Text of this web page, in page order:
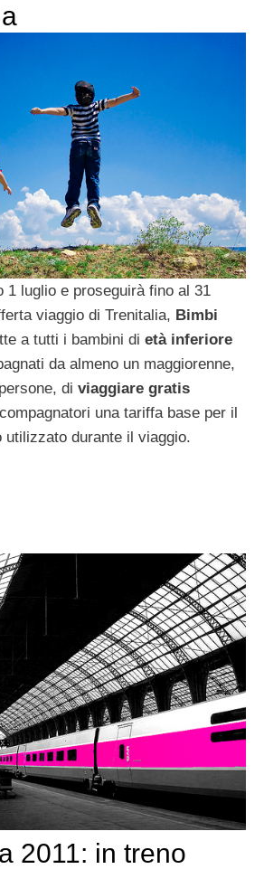
1 luglio e proseguirà fino al 31
viaggio di Trenitalia, Bimbi
a tutti i bambini di età inferiore
da almeno un maggiorenne,
di viaggiare gratis
una tariffa base per il
durante il viaggio.
2011: in treno